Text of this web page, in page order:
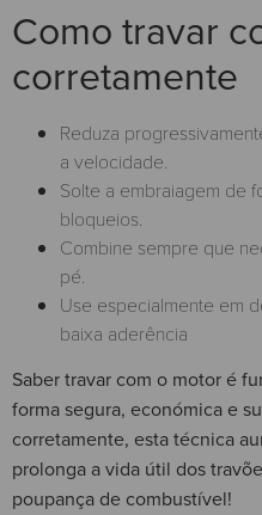
Como travar
corretamente
Reduza
a velocidade.
Solte a embraiagem de
bloqueios.
Combine sempre que
pé.
Use especialmente em
baixa aderência
Saber travar com o motor é
forma segura, económica e
corretamente, esta técnica
prolonga a vida útil dos
poupança de combustível!